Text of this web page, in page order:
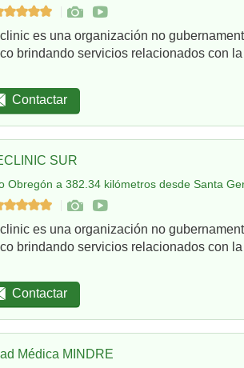
es una organización no
brindando servicios relacionados con
Contactar
SUR
Obregón a 382.34 kilómetros desde Santa
es una organización no
brindando servicios relacionados con
Contactar
Médica MINDRE